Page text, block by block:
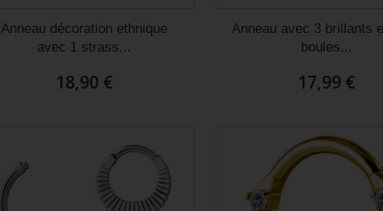
Anneau décoration ethnique
avec 1 strass...
18,90 €
Anneau avec 3 brillants
boules...
17,99 €